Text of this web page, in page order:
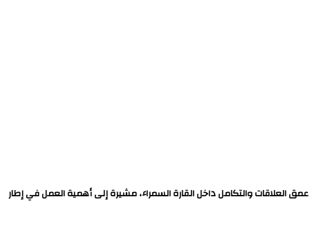
العلاقات والتكامل داخل القارة السمراء، مشيرة إلى أهمية العمل في إطار